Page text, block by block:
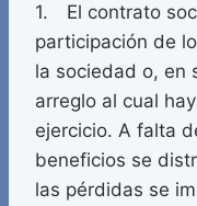
1. El contrato
participación de
la sociedad o, en
arreglo al cual
ejercicio. A falta
beneficios se
las pérdidas se